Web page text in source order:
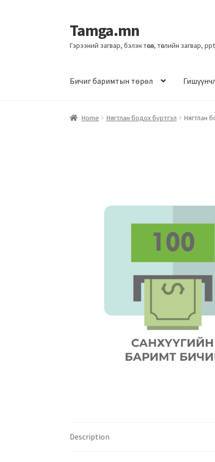
Tamga.mn
Гэрээний загвар, бэлэн төсөл, төслийн загвар,
Бичиг баримтын төрөл
Home Нягтлан бодох бүртгэл Нягтлан
Description